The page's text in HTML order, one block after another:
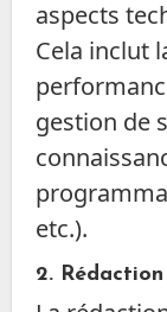
aspects
Cela inclut
gestion de
etc.).
2.